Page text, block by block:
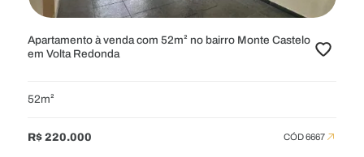
Apartamento à venda com 52m² no bairro Monte Castelo
em Volta Redonda
52m²
R$ 220.000 CÓD 6667